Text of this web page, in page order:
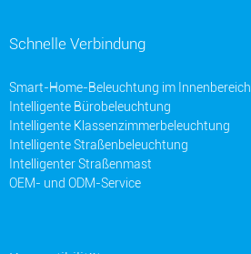
Schnelle Verbindung
Smart-Home-Beleuchtung im Innenbereich
Intelligente Bürobeleuchtung
Intelligente Klassenzimmerbeleuchtung
Intelligente Straßenbeleuchtung
Intelligenter Straßenmast
OEM- und ODM-Service